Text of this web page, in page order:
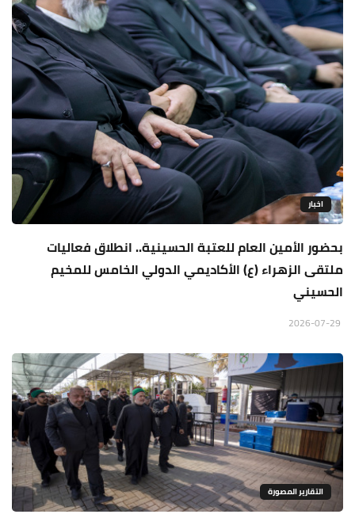
اخبار
بحضور الأمين العام للعتبة الحسينية.. انطلاق فعاليات
ملتقى الزهراء (ع) الأكاديمي الدولي الخامس للمخيم
الحسيني
التقارير المصورة